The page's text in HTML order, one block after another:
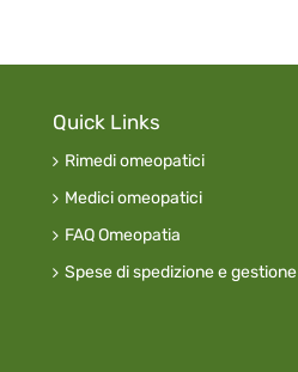
Quick Links
Rimedi omeopatici
Medici omeopatici
FAQ Omeopatia
Spese di spedizione e gestione